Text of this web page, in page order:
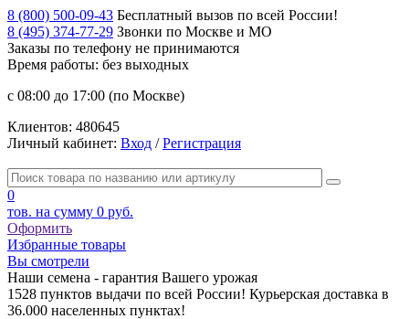
8 (800) 500-09-43 Бесплатный вызов по всей России!
8 (495) 374-77-29 Звонки по Москве и МО
Заказы по телефону не принимаются
Время работы: без выходных
с 08:00 до 17:00 (по Москве)
Клиентов: 480645
Личный кабинет: Вход /Регистрация
0
тов. на сумму 0 руб.
Оформить
Избранные товары
Вы смотрели
Наши семена - гарантия Вашего урожая
1528 пунктов выдачи по всей России! Курьерская доставка в
36.000 населенных пунктах!